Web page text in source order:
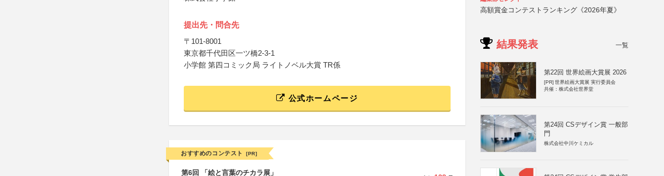
提出先・問合先
〒101-8001
東京都千代田区一ツ橋2-3-1
小学館 第四コミック局 ライトノベル大賞 TR係
公式ホームページ
おすすめのコンテスト [PR]
第6回 「絵と言葉のチカラ展」
高額賞金コンテストランキング《2026年夏》
結果発表 一覧
第22回 世界絵画大賞展 2026
[PR] 世界絵画大賞展 実行委員会
共催：株式会社世界堂
第24回 CSデザイン賞 一般部
門
株式会社中川ケミカル